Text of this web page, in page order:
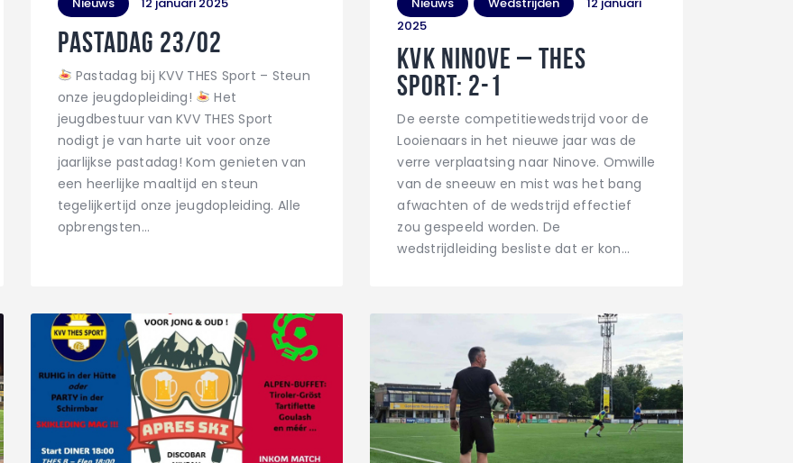
Pastadag 23/02
Pastadag bij KVV THES Sport – Steun
onze jeugdopleiding!
Het
jeugdbestuur van KVV THES Sport
nodigt je van harte uit voor onze
jaarlijkse pastadag! Kom genieten van
een heerlijke maaltijd en steun
tegelijkertijd onze jeugdopleiding. Alle
opbrengsten…
2025
KVK Ninove – THES
Sport: 2-1
De eerste competitiewedstrijd voor de
Looienaars in het nieuwe jaar was de
verre verplaatsing naar Ninove. Omwille
van de sneeuw en mist was het bang
afwachten of de wedstrijd effectief
zou gespeeld worden. De
wedstrijdleiding besliste dat er kon…